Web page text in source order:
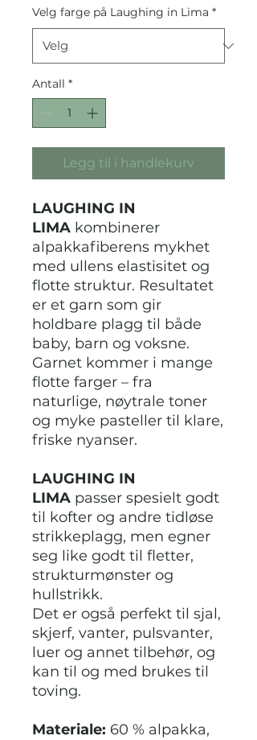
Velg farge på Laughing in Lima *
Antall *
Legg til i handlekurv
LAUGHING IN
LIMA kombinerer
alpakkafiberens mykhet
med ullens elastisitet og
flotte struktur. Resultatet
er et garn som gir
holdbare plagg til både
baby, barn og voksne.
Garnet kommer i mange
flotte farger – fra
naturlige, nøytrale toner
og myke pasteller til klare,
friske nyanser.
LAUGHING IN
LIMA passer spesielt godt
til kofter og andre tidløse
strikkeplagg, men egner
seg like godt til fletter,
strukturmønster og
hullstrikk.
Det er også perfekt til sjal,
skjerf, vanter, pulsvanter,
luer og annet tilbehør, og
kan til og med brukes til
toving.
Materiale: 60 % alpakka,